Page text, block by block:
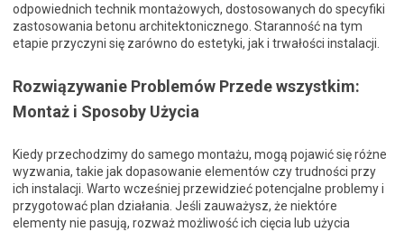
odpowiednich technik montażowych, dostosowanych do specyfiki
zastosowania betonu architektonicznego. Staranność na tym
etapie przyczyni się zarówno do estetyki, jak i trwałości instalacji.
Rozwiązywanie Problemów Przede wszystkim:
Montaż i Sposoby Użycia
Kiedy przechodzimy do samego montażu, mogą pojawić się różne
wyzwania, takie jak dopasowanie elementów czy trudności przy
ich instalacji. Warto wcześniej przewidzieć potencjalne problemy i
przygotować plan działania. Jeśli zauważysz, że niektóre
elementy nie pasują, rozważ możliwość ich cięcia lub użycia